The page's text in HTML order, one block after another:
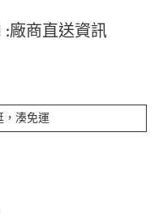
:廠商直送資訊
，湊免運